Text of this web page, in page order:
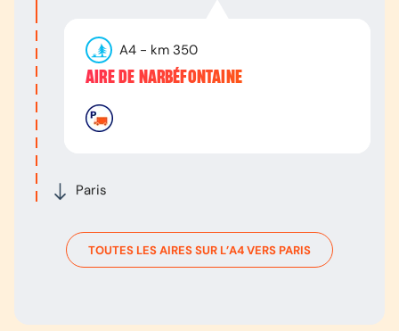
Paris
A4 - km 350
AIRE DE NARBÉFONTAINE
TOUTES LES AIRES SUR L’A4VERS PARIS